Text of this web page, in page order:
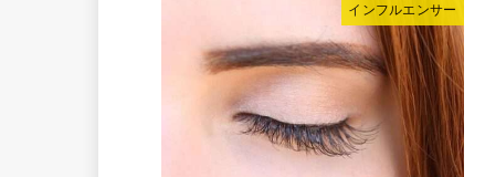
インフルエンサー